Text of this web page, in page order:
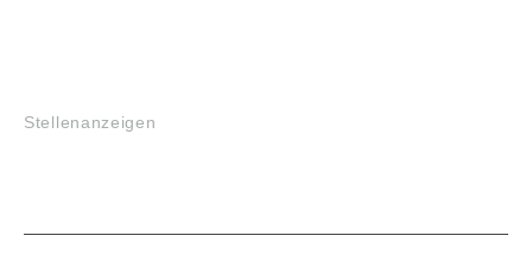
Stellenanzeigen